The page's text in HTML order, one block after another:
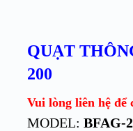
QUẠT
200
Vui lòng liên hệ để
MODEL: BFAG-